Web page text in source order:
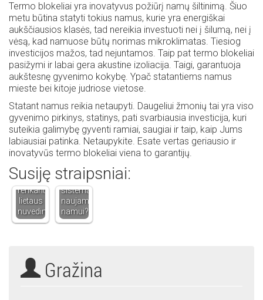
Termo blokeliai yra inovatyvus požiūrį namų šiltinimą. Šiuo
metu būtina statyti tokius namus, kurie yra energiškai
aukščiausios klasės, tad nereikia investuoti nei į šilumą, nei į
vėsą, kad namuose būtų norimas mikroklimatas. Tiesiog
investicijos mažos, tad nejuntamos. Taip pat termo blokeliai
pasižymi ir labai gera akustine izoliacija. Taigi, garantuoja
aukštesnę gyvenimo kokybę. Ypač statantiems namus
mieste bei kitoje judriose vietose.
Statant namus reikia netaupyti. Daugeliui žmonių tai yra viso
gyvenimo pirkinys, statinys, pati svarbiausia investicija, kuri
suteikia galimybę gyventi ramiai, saugiai ir taip, kaip Jums
labiausiai patinka. Netaupykite. Esate vertas geriausio ir
inovatyvūs termo blokeliai viena to garantijų.
Susiję straipsniai:
Į ką
atkreipti
dėmesį
renkantis
lietaus
nuvedimo…
išsirinkti
tinkamą
šildymo
sistemą
naujam
namui?
Gražina